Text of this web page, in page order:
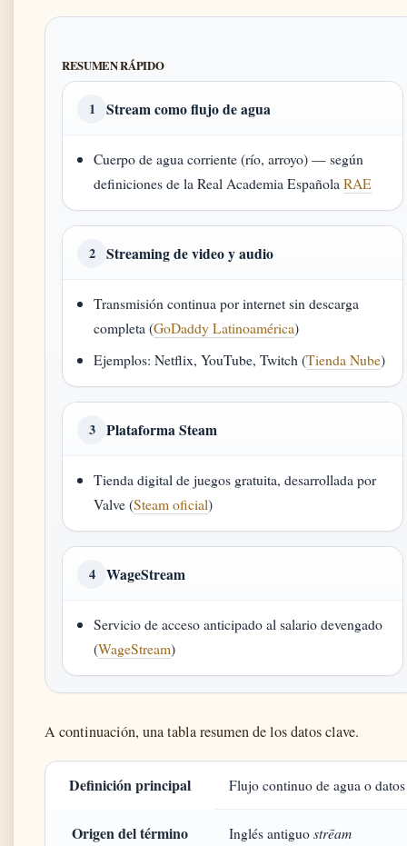
RESUMEN RÁPIDO
1 Stream como flujo de agua
Cuerpo de agua corriente (río, arroyo) — según
definiciones de la Real Academia EspañolaRAE
2 Streaming de video y audio
Transmisión continua por internet sin descarga
completa (GoDaddy Latinoamérica)
Ejemplos: Netflix, YouTube, Twitch (Tienda Nube)
3 Plataforma Steam
Tienda digital de juegos gratuita, desarrollada por
Valve (Steam oficial)
4 WageStream
Servicio de acceso anticipado al salario devengado
(WageStream)
A continuación, una tabla resumen de los datos clave.
Definición principal Flujo continuo de agua o datos
Origen del término Inglés antiguo strēam